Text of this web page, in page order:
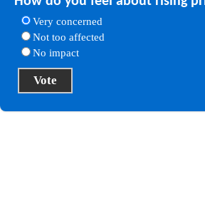
Very concerned
Not too affected
No impact